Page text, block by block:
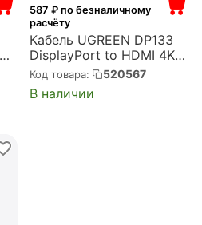
587 ₽ по безналичному
расчёту
Кабель UGREEN DP133
DisplayPort to HDMI 4K
Cable 1шт. Длина: 20см.
Цвет: серый космос
(65982S)
Код товара: 520567
В наличии